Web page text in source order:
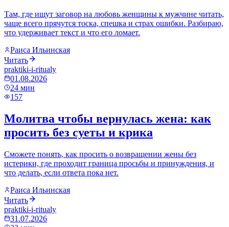
Там, где ищут заговор на любовь женщины к мужчине читать,
чаще всего прячутся тоска, спешка и страх ошибки. Разбираю,
что удерживает текст и что его ломает.
Раиса Ильинская
Читать
praktiki-i-ritualy
01.08.2026
24 мин
157
Молитва чтобы вернулась жена: как
просить без суеты и крика
Сможете понять, как просить о возвращении жены без
истерики, где проходит граница просьбы и принуждения, и
что делать, если ответа пока нет.
Раиса Ильинская
Читать
praktiki-i-ritualy
31.07.2026